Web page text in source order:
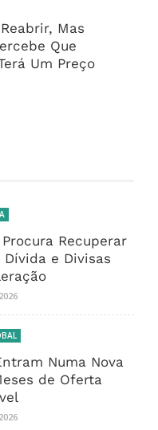
Mas
Que
Um Preço
Recuperar
e Divisas
Numa Nova
de Oferta